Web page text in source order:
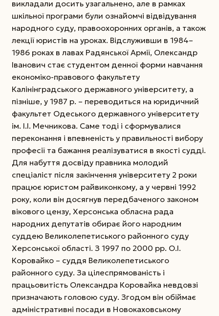
викладали досить узагальнено, але в рамках
шкільної програми були ознайомчі відвідування
народного суду, правоохоронних органів, а також
лекції юристів на уроках. Відслуживши в 1984–
1986 роках в лавах Радянської Армії, Олександр
Іванович стає студентом денної форми навчання
економіко-правового факультету
Калінінградського державного університету, а
пізніше, у 1987 р. – переводиться на юридичний
факультет Одеського державного університету
ім. І.І. Мечникова. Саме тоді і сформувалися
переконання і впевненість у правильності вибору
професії та бажання реалізуватися в якості судді.
Для набуття досвіду правника молодий
спеціаліст після закінчення університету 2 роки
працює юристом райвиконкому, а у червні 1992
року, коли він досягнув передбаченого законом
вікового цензу, Херсонська обласна рада
народних депутатів обирає його народним
суддею Великолепетиського районного суду
Херсонської області. З 1997 по 2000 рр. О.І.
Коровайко – суддя Великолепетиського
районного суду. За цілеспрямованість і
працьовитість Олександра Коровайка невдовзі
призначають головою суду. Згодом він обіймає
адміністративні посади в Новокаховському